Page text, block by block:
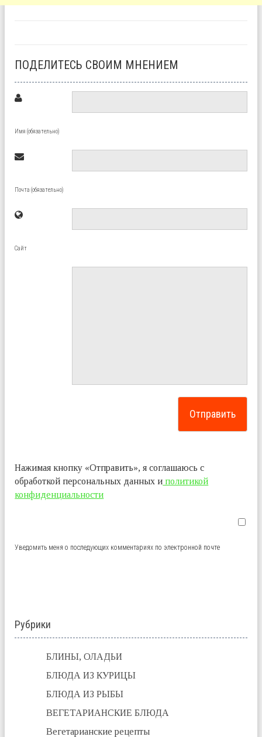
ПОДЕЛИТЕСЬ СВОИМ МНЕНИЕМ
Имя (обязательно)
Почта (обязательно)
Сайт
Нажимая кнопку «Отправить», я соглашаюсь с
обработкой персональных данных и политикой
конфиденциальности
Уведомить меня о последующих комментариях по электронной почте
Рубрики
БЛИНЫ, ОЛАДЬИ
БЛЮДА ИЗ КУРИЦЫ
БЛЮДА ИЗ РЫБЫ
ВЕГЕТАРИАНСКИЕ БЛЮДА
Вегетарианские рецепты